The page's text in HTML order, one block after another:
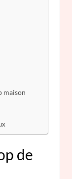
maison
de